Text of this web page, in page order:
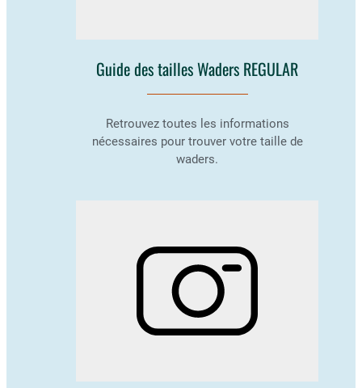
Guide des tailles Waders REGULAR
Retrouvez toutes les informations
nécessaires pour trouver votre taille de
waders.